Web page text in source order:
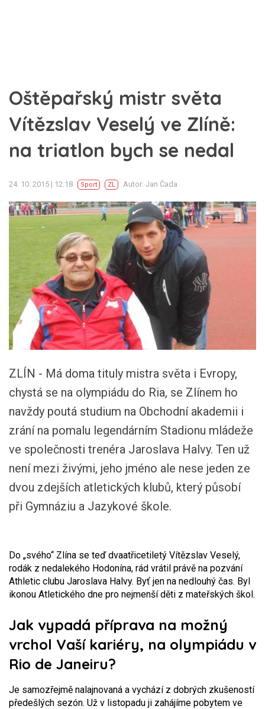
Oštěpařský mistr světa
Vítězslav Veselý ve Zlíně:
na triatlon bych se nedal
24. 10. 2015 | 12:18 Sport ZL Autor: Jan Čada
ZLÍN - Má doma tituly mistra světa i Evropy,
chystá se na olympiádu do Ria, se Zlínem ho
navždy poutá studium na Obchodní akademii i
zrání na pomalu legendárním Stadionu mládeže
ve společnosti trenéra Jaroslava Halvy. Ten už
není mezi živými, jeho jméno ale nese jeden ze
dvou zdejších atletických klubů, který působí
při Gymnáziu a Jazykové škole.
Do „svého“ Zlína se teď dvaatřicetiletý Vítězslav Veselý,
rodák z nedalekého Hodonína, rád vrátil právě na pozvání
Athletic clubu Jaroslava Halvy. Byť jen na nedlouhý čas. Byl
ikonou Atletického dne pro nejmenší děti z mateřských škol.
Jak vypadá příprava na možný
vrchol Vaší kariéry, na olympiádu v
Rio de Janeiru?
Je samozřejmě nalajnovaná a vychází z dobrých zkušeností
předešlých sezón. Už v listopadu ji zahájíme pobytem ve